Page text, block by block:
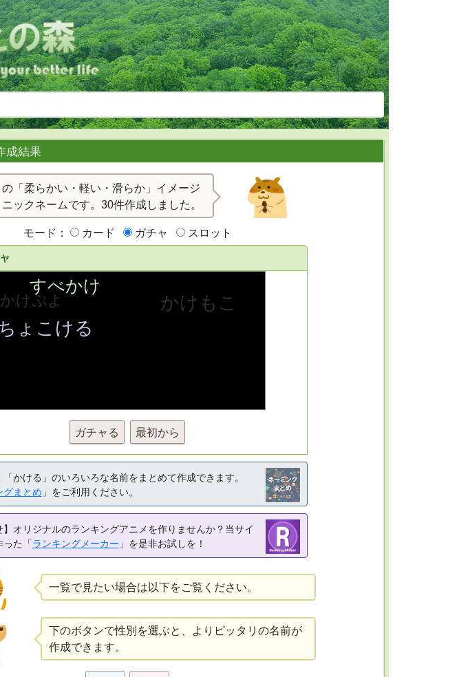
成結果
の「柔らかい・軽い・滑らか」イメージ
ックネームです。30件作成しました。
モード： カード ガチャ スロット
ガチャる 最初から
「かける」のいろいろな名前をまとめて作成できます。
グまとめ 」をご利用ください。
】オリジナルのランキングアニメを作りませんか？当サイ
った「ランキングメーカー 」を是非お試しを！
一覧で見たい場合は以下をご覧ください。
下のボタンで性別を選ぶと、よりピッタリの名前が
作成できます。